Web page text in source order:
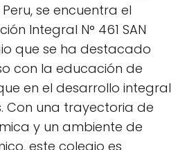
se encuentra el
Integral N° 461 SAN
que se ha destacado
con la educación de
en el desarrollo integral
Con una trayectoria de
y un ambiente de
este colegio es